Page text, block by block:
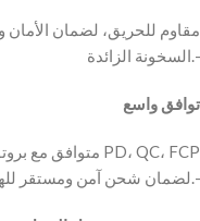
السخونة الزائدة.-
توافق واسع
وAFC، لضمان شحن آمن ومستقر للهواتف الذكية والأجهزة اللوحية وغيرها.-